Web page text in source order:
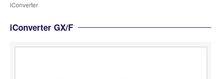
iConverter
iConverter GX/F